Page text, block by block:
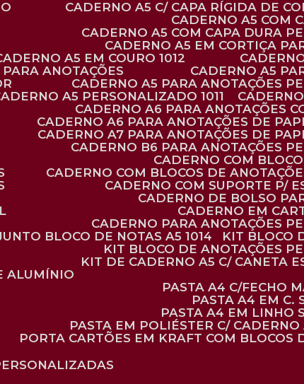
CADERNO A5 C/ CAPA RÍGIDA DE
CADERNO A5 COM
CADERNO A5 COM CAPA DURA
CADERNO A5 EM CORTIÇA
CADERNO A5 EM COURO 1012
PARA ANOTAÇÕES
CADERNO A5
CADERNO A5 PARA ANOTAÇÕES
CADERNO A5 PERSONALIZADO 1011
CADERNO A6 PARA ANOTAÇÕES
CADERNO A6 PARA ANOTAÇÕES DE
CADERNO A7 PARA ANOTAÇÕES DE
CADERNO B6 PARA ANOTAÇÕES
CADERNO COM
CADERNO COM BLOCOS DE
CADERNO COM SUPORTE P/
CADERNO DE BOLSO
CADERNO EM
CADERNO PARA ANOTAÇÕES
BLOCO DE NOTAS A5 1014
KIT BLOCO
KIT BLOCO DE ANOTAÇÕES
KIT DE CADERNO A5 C/ CANETA
ALUMÍNIO
PASTA A4 C/FECHO
PASTA A4 EM C.
PASTA A4 EM LINHO
PASTA EM POLIÉSTER C/
PORTA CARTÕES EM KRAFT COM BLOCOS